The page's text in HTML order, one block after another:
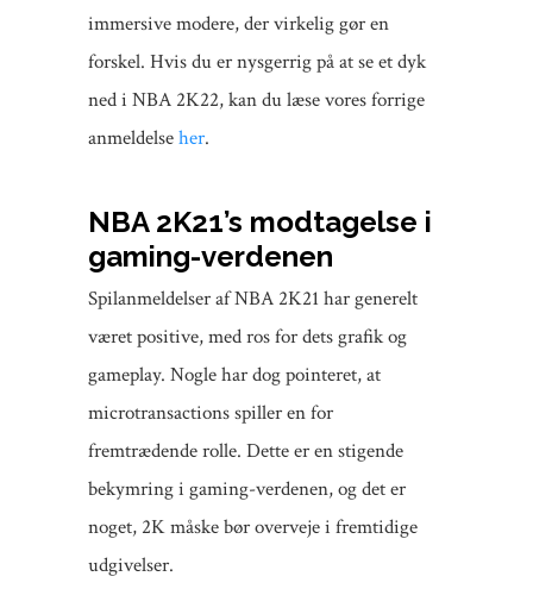
immersive modere, der virkelig gør en
forskel. Hvis du er nysgerrig på at se et dyk
ned i NBA 2K22, kan du læse vores forrige
anmeldelseher.
NBA 2K21’s modtagelse i
gaming-verdenen
Spilanmeldelser af NBA 2K21 har generelt
været positive, med ros for dets grafik og
gameplay. Nogle har dog pointeret, at
microtransactions spiller en for
fremtrædende rolle. Dette er en stigende
bekymring i gaming-verdenen, og det er
noget, 2K måske bør overveje i fremtidige
udgivelser.